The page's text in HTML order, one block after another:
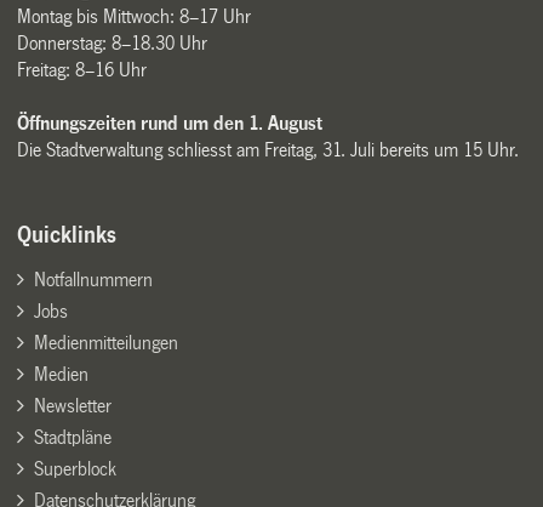
Montag bis Mittwoch: 8–17 Uhr
Donnerstag: 8–18.30 Uhr
Freitag: 8–16 Uhr
Öffnungszeiten rund um den 1. August
Die Stadtverwaltung schliesst am Freitag, 31. Juli bereits um 15 Uhr.
Quicklinks
Notfallnummern
Jobs
Medienmitteilungen
Medien
Newsletter
Stadtpläne
Superblock
Datenschutzerklärung